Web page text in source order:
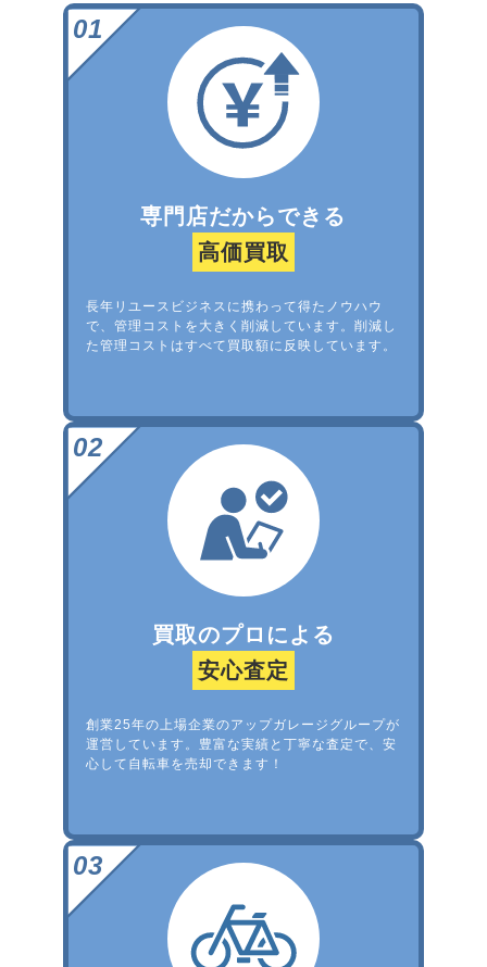
専門店だからできる
高価買取
長年リユースビジネスに携わって得たノウハウ
で、管理コストを大きく削減しています。削減し
た管理コストはすべて買取額に反映しています。
買取のプロによる
安心査定
創業25年の上場企業のアップガレージグループが
運営しています。豊富な実績と丁寧な査定で、安
心して自転車を売却できます！